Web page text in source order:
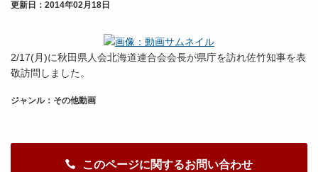
更新日： 2014年02月18日
2/17(月)に秋田県人会北海道連合会会長が県庁を訪れ佐竹知事を表
敬訪問しました。
ジャンル：その他動画
このページに関するお問い合わせ